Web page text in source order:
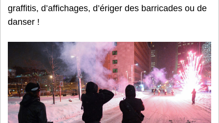
graffitis, d’affichages, d’ériger des barricades ou de
danser !